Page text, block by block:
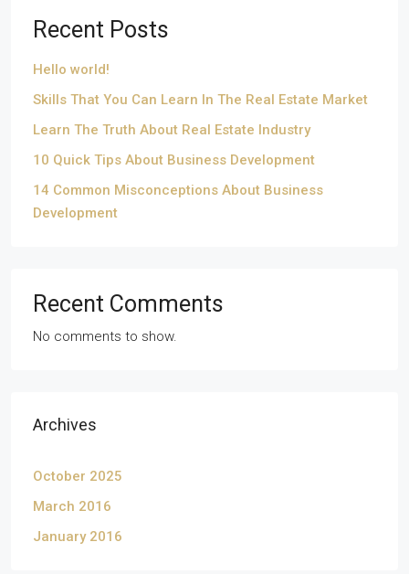
Recent Posts
Hello world!
Skills That You Can Learn In The Real Estate Market
Learn The Truth About Real Estate Industry
10 Quick Tips About Business Development
14 Common Misconceptions About Business
Development
Recent Comments
No comments to show.
Archives
October 2025
March 2016
January 2016